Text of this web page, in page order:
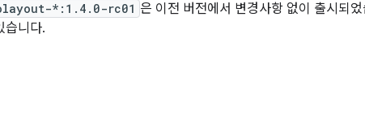
*:1.4.0-rc01 은 이전 버전에서 변경사항 없이 출시되었
습니다.